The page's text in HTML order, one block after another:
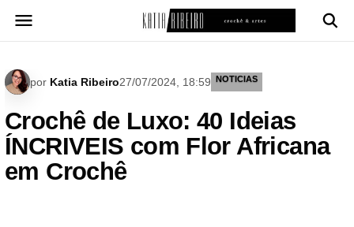
para
por Katia Ribeiro27/07/2024, 18:59 NOTICIAS
Crochê de Luxo: 40 Ideias
ÍNCRIVEIS com Flor Africana
em Crochê